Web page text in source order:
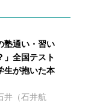
塾通い・習い
」全国テスト
生が抱いた本
井（石井航